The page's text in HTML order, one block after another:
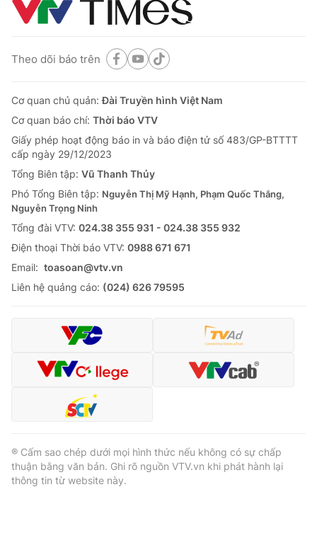
Liên hệ tòa soạn English
THỜI BÁO VTV
Theo dõi báo trên
Cơ quan chủ quản:
Cơ quan báo chí:Thời báo VTV
Giấy phép hoạt động báo in và báo điện tử số 483/GP-BTTTT
cấp ngày 29/12/2023
Tổng Biên tập:Vũ Thanh Thủy
Tổng đài VTV:024.38 355 931 - 024.38 355 932
Ðiện thoại Thời báo VTV:
024.66 897 897
toasoan@vtv.vn
Liên hệ quảng cáo:
Theo dõi báo trên
Cơ quan chủ quản:Đài Truyền hình Việt Nam
Cơ quan báo chí: Thời báo VTV
Giấy phép hoạt động báo in và báo điện tử số 483/GP-BTTTT
cấp ngày 29/12/2023
Tổng Biên tập: Vũ Thanh Thủy
Phó Tổng Biên tập: Nguyễn Thị Mỹ Hạnh, Phạm Quốc Thắng,
Nguyễn Trọng Ninh
Tổng đài VTV: 024.38 355 931 - 024.38 355 932
Ðiện thoại Thời báo VTV: 0988 671 671
Email: toasoan@vtv.vn
Liên hệ quảng cáo: (024) 626 79595
® Cấm sao chép dưới mọi hình thức nếu không có sự chấp
thuận bằng văn bản. Ghi rõ nguồn VTV.vn khi phát hành lại
thông tin từ website này.